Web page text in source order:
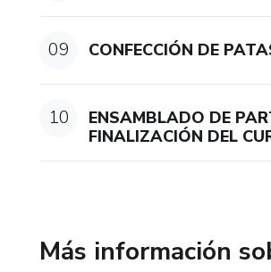
09 CONFECCIÓN DE
10
ENSAMBLADO DE
FINALIZACIÓN DEL
Más información